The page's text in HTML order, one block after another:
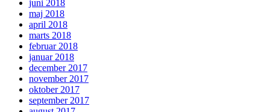
juni 2018
maj 2018
april 2018
marts 2018
februar 2018
januar 2018
december 2017
november 2017
oktober 2017
september 2017